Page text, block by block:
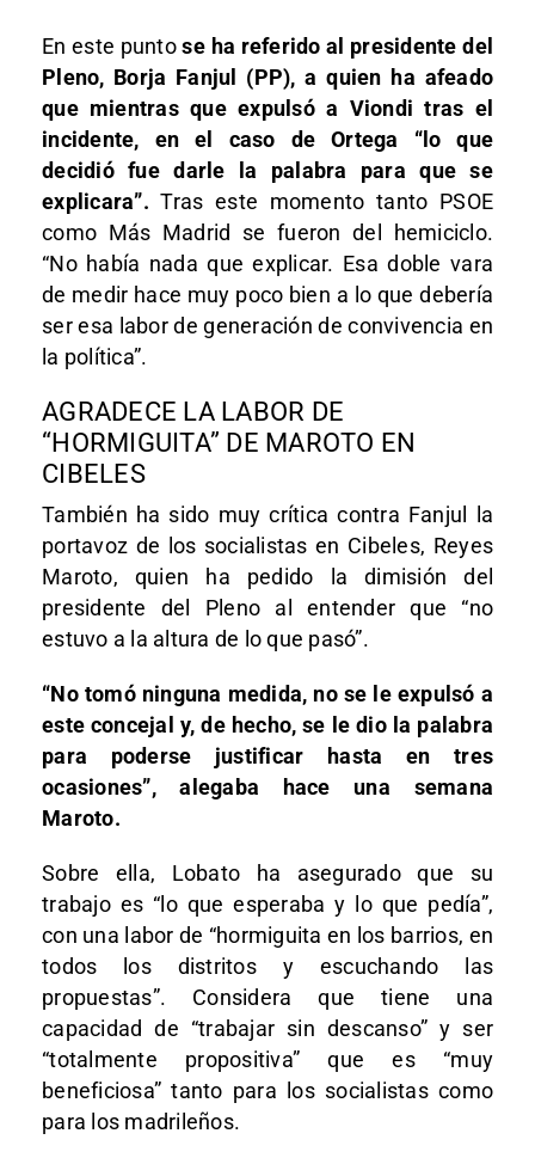
En este puntose ha referido al presidente del
Pleno, Borja Fanjul (PP), a quien ha afeado
que mientras que expulsó a Viondi tras el
incidente, en el caso de Ortega “lo que
decidió fue darle la palabra para que se
explicara”. Tras este momento tanto PSOE
como Más Madrid se fueron del hemiciclo.
“No había nada que explicar. Esa doble vara
de medir hace muy poco bien a lo que debería
ser esa labor de generación de convivencia en
la política”.
AGRADECE LA LABOR DE
“HORMIGUITA” DE MAROTO EN
CIBELES
También ha sido muy crítica contra Fanjul la
portavoz de los socialistas en Cibeles, Reyes
Maroto, quien ha pedido la dimisión del
presidente del Pleno al entender que “no
estuvo a la altura de lo que pasó”.
“No tomó ninguna medida, no se le expulsó a
este concejal y, de hecho, se le dio la palabra
para poderse justificar hasta en tres
ocasiones”, alegaba hace una semana
Maroto.
Sobre ella, Lobato ha asegurado que su
trabajo es “lo que esperaba y lo que pedía”,
con una labor de “hormiguita en los barrios, en
todos los distritos y escuchando las
propuestas”. Considera que tiene una
capacidad de “trabajar sin descanso” y ser
“totalmente propositiva” que es “muy
beneficiosa” tanto para los socialistas como
para los madrileños.